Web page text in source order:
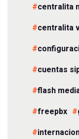
centralita
centralita
cuentas
flash
freepbx